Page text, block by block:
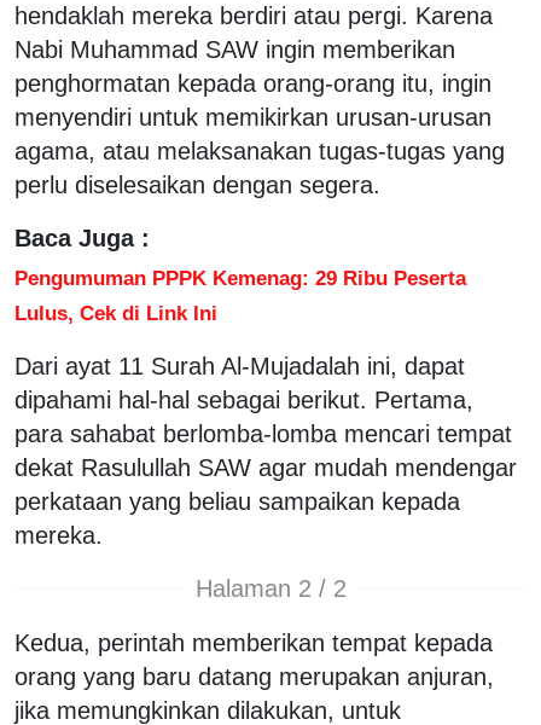
hendaklah mereka berdiri atau pergi. Karena
Nabi Muhammad SAW ingin memberikan
penghormatan kepada orang-orang itu, ingin
menyendiri untuk memikirkan urusan-urusan
agama, atau melaksanakan tugas-tugas yang
perlu diselesaikan dengan segera.
Baca Juga :
Pengumuman PPPK Kemenag: 29 Ribu Peserta
Lulus, Cek di Link Ini
Dari ayat 11 Surah Al-Mujadalah ini, dapat
dipahami hal-hal sebagai berikut. Pertama,
para sahabat berlomba-lomba mencari tempat
dekat Rasulullah SAW agar mudah mendengar
perkataan yang beliau sampaikan kepada
mereka.
Halaman 2 / 2
Kedua, perintah memberikan tempat kepada
orang yang baru datang merupakan anjuran,
jika memungkinkan dilakukan, untuk